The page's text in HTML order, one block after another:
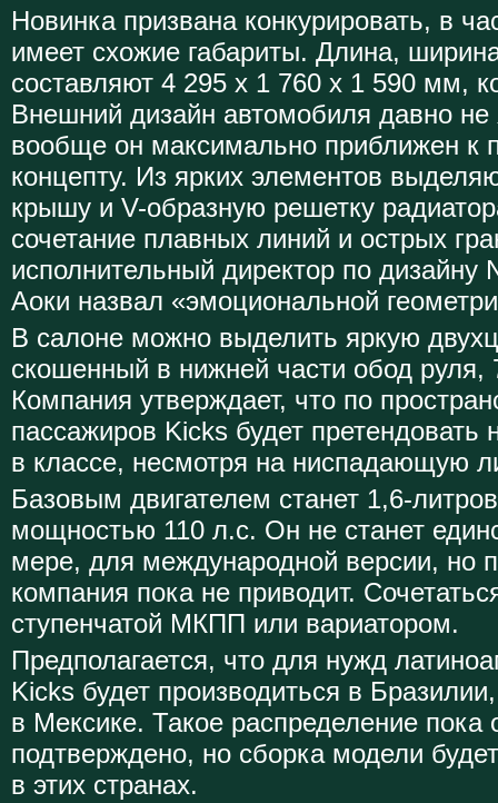
Новинка призвана конкурировать, в
имеет схожие габариты. Длина,
составляют 4 295 х 1 760 х 1 590 мм,
Внешний дизайн автомобиля давно не
вообще он максимально приближен к
концепту. Из ярких элементов
крышу и V-образную решетку
сочетание плавных линий и острых
исполнительный директор по
Аоки назвал «эмоциональной
В салоне можно выделить яркую
скошенный в нижней части обод
Компания утверждает, что по
пассажиров Kicks будет
в классе, несмотря на ниспадающую
Базовым двигателем станет 1,6-
мощностью 110 л.с. Он не станет
мере, для международной версии, но
компания пока не приводит.
ступенчатой МКПП или вариатором.
Предполагается, что для нужд
Kicks будет производиться в
в Мексике. Такое распределение
подтверждено, но сборка модели
в этих странах.